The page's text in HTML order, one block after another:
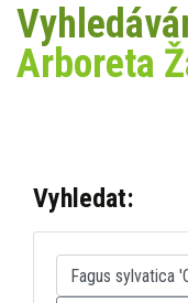
Arboreta
Vyhledat: